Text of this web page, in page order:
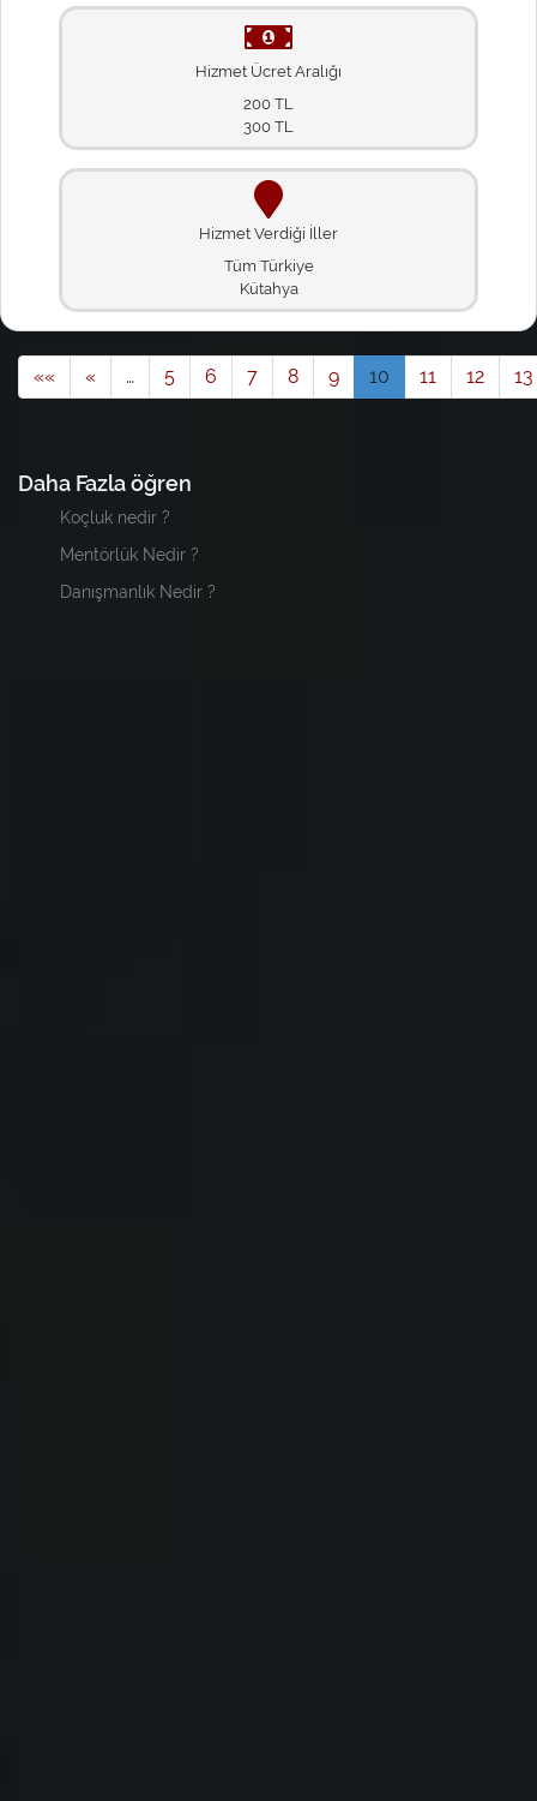
Hizmet Ücret Aralığı
200 TL
300 TL
Hizmet Verdiği İller
Tüm Türkiye
Kütahya
«« « … 5 6 7 8 9 10 11 12 13
Daha Fazla öğren
Koçluk nedir ?
Mentörlük Nedir ?
Danışmanlık Nedir ?